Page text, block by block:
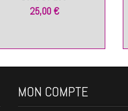
25,00 €
MON COMPTE